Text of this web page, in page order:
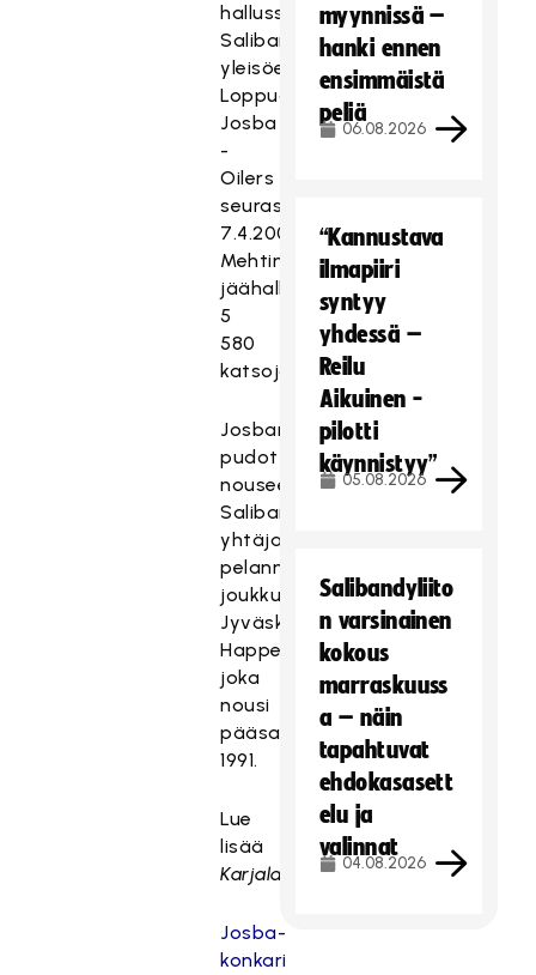
hallussaan
Salibandyliigan
yleisöennätystä:
Loppuottelua
Josba
-
Oilers
seurasi
7.4.2002
Mehtimäen
jäähallissa
5
580
katsojaa.
Josban
pudottua
nousee
Salibandyliigassa
yhtäjaksoisesti
pelanneeksi
joukkueeksi
Jyväskylän
Happee,
joka
nousi
pääsarjaan
1991.
Lue
lisää
Karjalaisesta:
Josba-
konkari
myynnissä –
hanki ennen
ensimmäistä
peliä
06.08.2026
“Kannustava
ilmapiiri
syntyy
yhdessä –
Reilu
Aikuinen -
pilotti
käynnistyy”
05.08.2026
Salibandyliito
n varsinainen
kokous
marraskuuss
a – näin
tapahtuvat
ehdokasasett
elu ja
valinnat
04.08.2026